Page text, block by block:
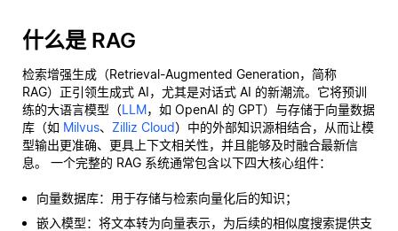
什么是 RAG
检索增强生成（Retrieval-Augmented Generation，简称
RAG）正引领生成式 AI，尤其是对话式 AI 的新潮流。它将预训
练的大语言模型（LLM，如 OpenAI 的 GPT）与存储于向量数据
库（如 Milvus、 Zilliz Cloud）中的外部知识源相结合，从而让模
型输出更准确、更具上下文相关性，并且能够及时融合最新信
息。 一个完整的 RAG 系统通常包含以下四大核心组件：
向量数据库：用于存储与检索向量化后的知识；
嵌入模型：将文本转为向量表示，为后续的相似度搜索提供支